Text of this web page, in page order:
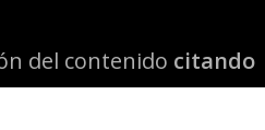
del contenido citando